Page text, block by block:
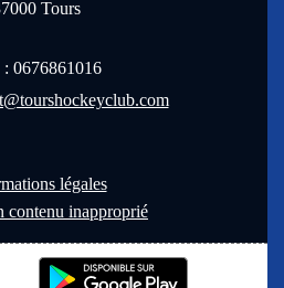
Tours
: 0676861016
légales
contenu inapproprié